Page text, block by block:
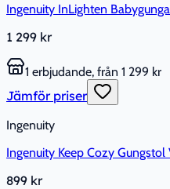
Ingenuity InLighten
1 299 kr
1 erbjudande, från 1 299 kr
Jämför priser
Ingenuity
Ingenuity Keep Cozy Gungstol
899 kr